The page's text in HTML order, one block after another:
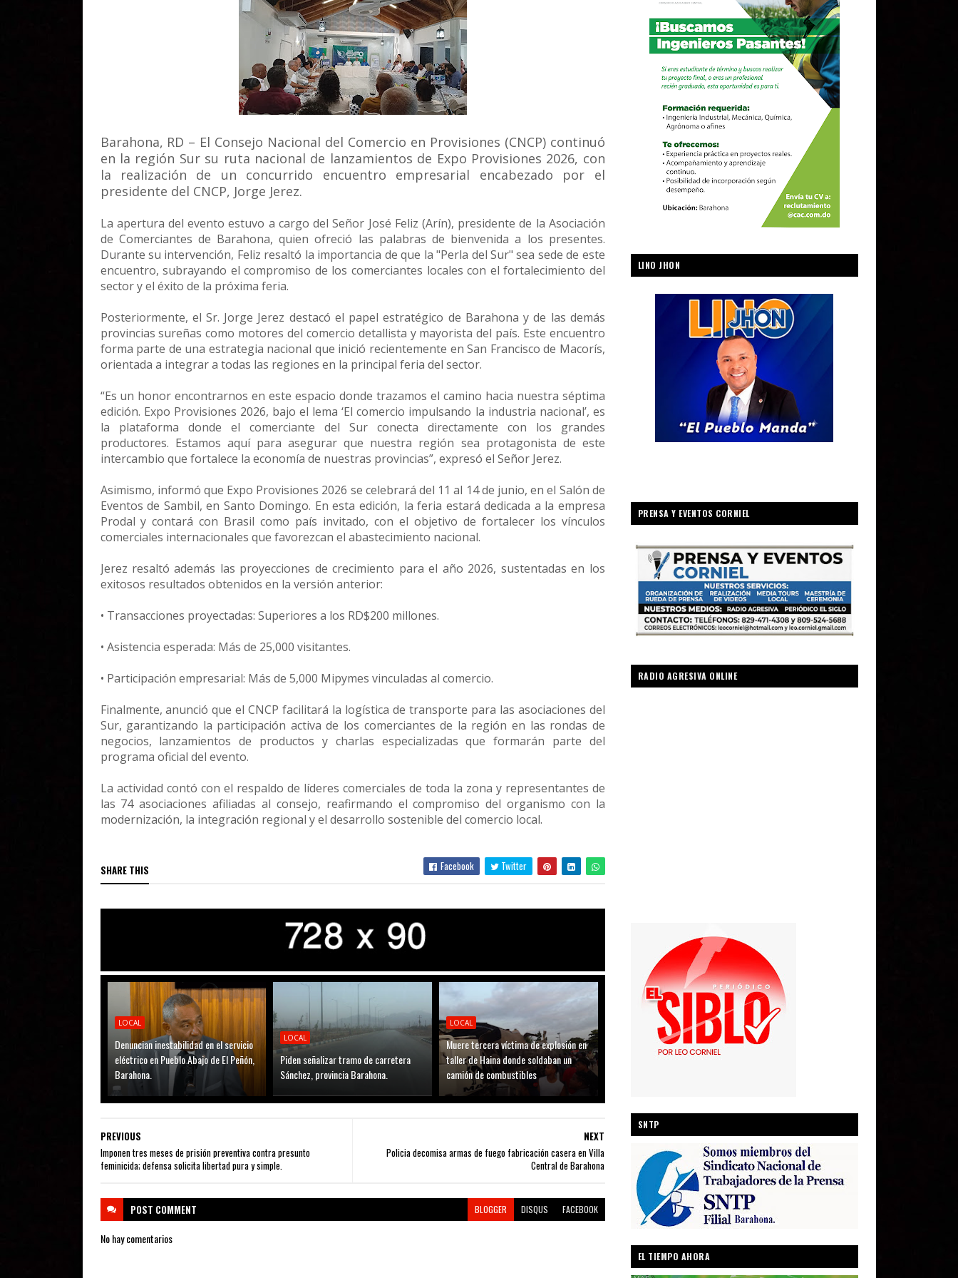
Barahona, RD – El Consejo Nacional del Comercio en Provisiones (CNCP) continuó
en la región Sur su ruta nacional de lanzamientos de Expo Provisiones 2026, con
la realización de un concurrido encuentro empresarial encabezado por el
presidente del CNCP, Jorge Jerez.
La apertura del evento estuvo a cargo del Señor José Feliz (Arín), presidente de la Asociación
de Comerciantes de Barahona, quien ofreció las palabras de bienvenida a los presentes.
Durante su intervención, Feliz resaltó la importancia de que la "Perla del Sur" sea sede de este
encuentro, subrayando el compromiso de los comerciantes locales con el fortalecimiento del
sector y el éxito de la próxima feria.
Posteriormente, el Sr. Jorge Jerez destacó el papel estratégico de Barahona y de las demás
provincias sureñas como motores del comercio detallista y mayorista del país. Este encuentro
forma parte de una estrategia nacional que inició recientemente en San Francisco de Macorís,
orientada a integrar a todas las regiones en la principal feria del sector.
“Es un honor encontrarnos en este espacio donde trazamos el camino hacia nuestra séptima
edición. Expo Provisiones 2026, bajo el lema ‘El comercio impulsando la industria nacional’, es
la plataforma donde el comerciante del Sur conecta directamente con los grandes
productores. Estamos aquí para asegurar que nuestra región sea protagonista de este
intercambio que fortalece la economía de nuestras provincias”, expresó el Señor Jerez.
Asimismo, informó que Expo Provisiones 2026 se celebrará del 11 al 14 de junio, en el Salón de
Eventos de Sambil, en Santo Domingo. En esta edición, la feria estará dedicada a la empresa
Prodal y contará con Brasil como país invitado, con el objetivo de fortalecer los vínculos
comerciales internacionales que favorezcan el abastecimiento nacional.
Jerez resaltó además las proyecciones de crecimiento para el año 2026, sustentadas en los
exitosos resultados obtenidos en la versión anterior:
• Transacciones proyectadas: Superiores a los RD$200 millones.
• Asistencia esperada: Más de 25,000 visitantes.
• Participación empresarial: Más de 5,000 Mipymes vinculadas al comercio.
Finalmente, anunció que el CNCP facilitará la logística de transporte para las asociaciones del
Sur, garantizando la participación activa de los comerciantes de la región en las rondas de
negocios, lanzamientos de productos y charlas especializadas que formarán parte del
programa oficial del evento.
La actividad contó con el respaldo de líderes comerciales de toda la zona y representantes de
las 74 asociaciones afiliadas al consejo, reafirmando el compromiso del organismo con la
modernización, la integración regional y el desarrollo sostenible del comercio local.
SHARE THIS Facebook Twitter
LOCAL
Denuncian inestabilidad en el servicio
eléctrico en Pueblo Abajo de El Peñón,
Barahona.
LOCAL
Piden señalizar tramo de carretera
Sánchez, provincia Barahona.
LOCAL
Muere tercera víctima de explosión en
taller de Haina donde soldaban un
camión de combustibles
NEXT
Policia decomisa armas de fuego fabricación casera en Villa
Central de Barahona
PREVIOUS
Imponen tres meses de prisión preventiva contra presunto
feminicida; defensa solicita libertad pura y simple.
POST COMMENT BLOGGER DISQUS FACEBOOK
No hay comentarios
LINO JHON
PRENSA Y EVENTOS CORNIEL
RADIO AGRESIVA ONLINE
SNTP
EL TIEMPO AHORA